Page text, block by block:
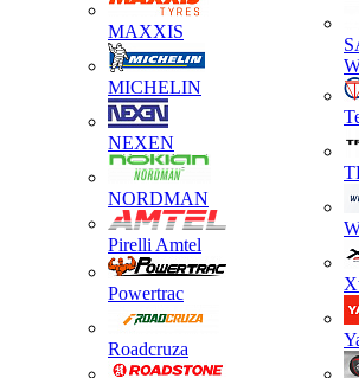
MAXXIS
MICHELIN
NEXEN
NORDMAN
Pirelli Amtel
Powertrac
Roadcruza